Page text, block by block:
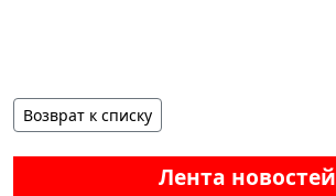
Лента новостей
Возврат к списку